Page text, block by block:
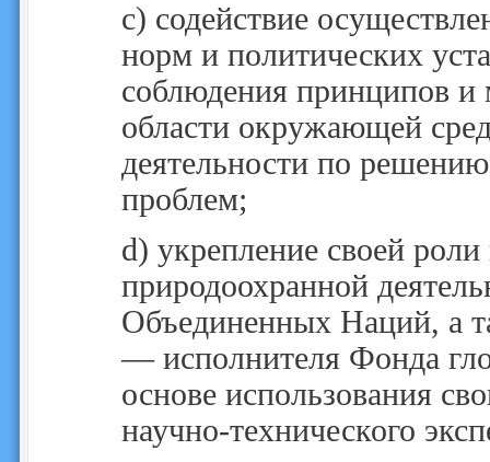
c) содействие
норм и политических
соблюдения принципов
области окружающей
деятельности по
проблем;
d) укрепление своей
природоохранной
Объединенных Наций, а
— исполнителя Фонда
основе использования
научно-технического